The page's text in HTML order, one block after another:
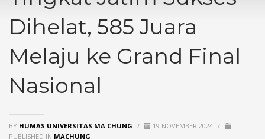
Dihelat, 585 Juara
Melaju ke Grand Final
Nasional
BY HUMAS UNIVERSITAS MA CHUNG / 19 NOVEMBER 2024 /
PUBLISHED IN MACHUNG